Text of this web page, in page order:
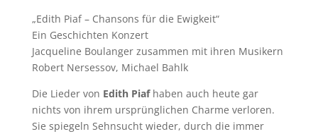
„Edith Piaf – Chansons für die Ewigkeit“
Ein Geschichten Konzert
Jacqueline Boulanger zusammen mit ihren Musikern
Robert Nersessov, Michael Bahlk
Die Lieder von Edith Piafhaben auch heute gar
nichts von ihrem ursprünglichen Charme verloren.
Sie spiegeln Sehnsucht wieder, durch die immer